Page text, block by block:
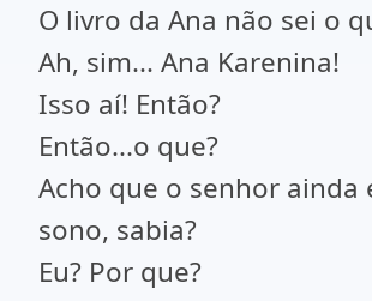
O livro da Ana não sei o
Ah, sim... Ana Karenina!
Isso aí! Então?
Então...o que?
Acho que o senhor ainda
sono, sabia?
Eu? Por que?